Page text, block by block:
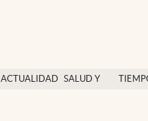
ACTUALIDAD SALUD Y